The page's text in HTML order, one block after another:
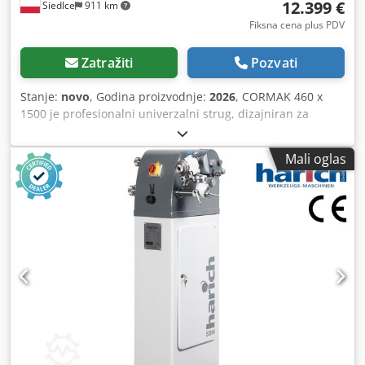
Siedlce 911 km 12.399 €
Fiksna cena plus PDV
Zatražiti Pozvati
Stanje: novo, Godina proizvodnje: 2026, CORMAK 460 x
1500 je profesionalni univerzalni strug, dizajniran za
preciznu obradu metalnih dijelova u industrijskim
pogonima, mehaničarskim radionicama i alatnicama.
Zahvaljujući čvrstoj konstrukciji od livenog gvožđa, velikom
prolazu vretena i digitalnom očitavanju u tri ose, ovaj
konvencionalni strug obezbeđuje stabilnost, ponovljivost i
efikasnost, čak i u najzahtjevnijim aplikacijama. Glavne
prednosti mašine: * Čvrsta konstrukcija od livenog gvožđa,
kaljena i precizno brušena, garantuje odličnu amortizaciju
vibracija i dug životni vek. * Stabilna baza od livenog
gvožđa obezbeđuje sigurno postavljanje mašine i precizan
rad, čak i pri velikim opterećenjima. * Velika dužina obrade
– 1500 mm – omogućava obradu dugih dijelova u jednom
učvršćenju. * Prolaz vretena od 80 mm omogućava obradu
cijevi i osovina sa značajnim unutrašnjim prečnicima. *
Mali oglas